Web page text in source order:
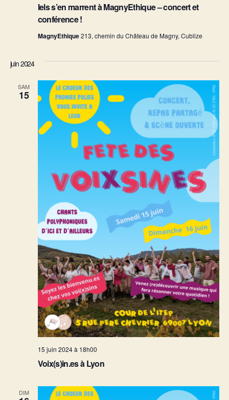
Iels s’en marrent à MagnyEthique – concert et
conférence !
MagnyEthique213, chemin du Château de Magny, Cublize
juin 2024
SAM
15
Voix(s)in.es à Lyon
15 juin 2024 à 18h00
DIM